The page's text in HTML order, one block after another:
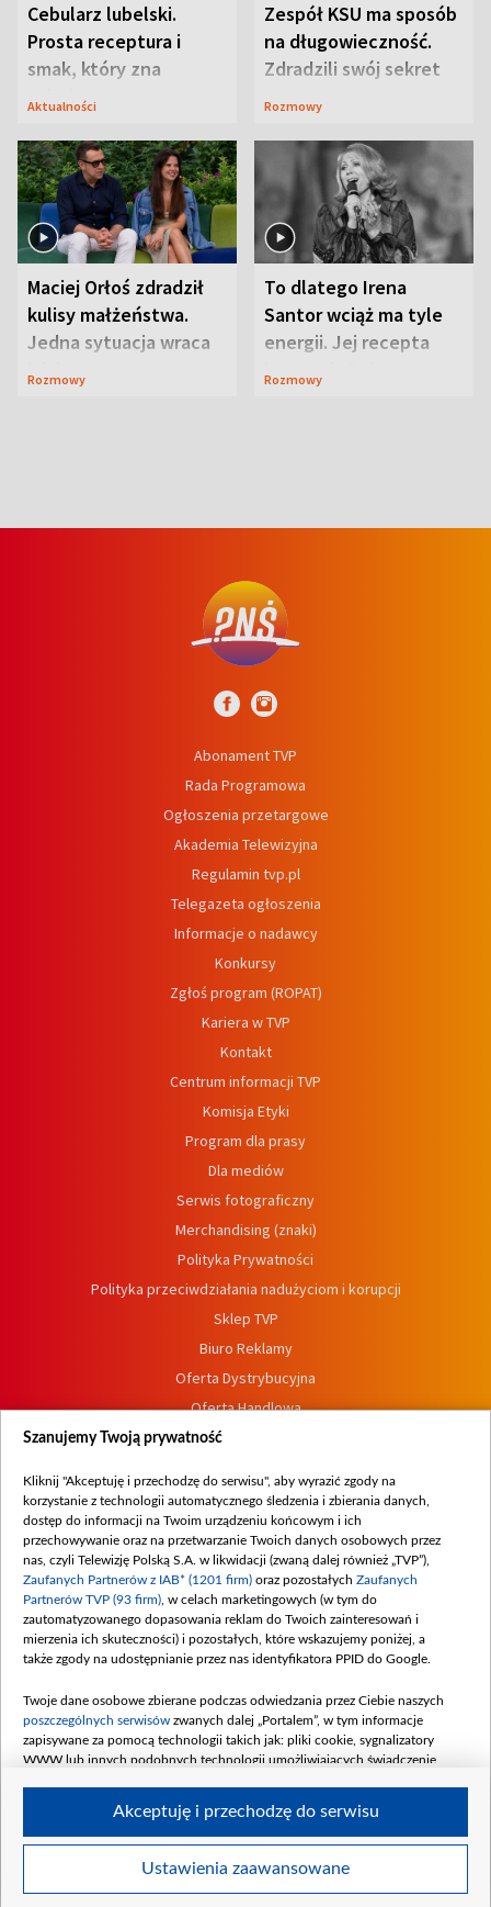
Cebularz lubelski.
Prosta receptura i
smak, który zna
Lubelszczyzna
Aktualności
Zespół KSU ma sposób
na długowieczność.
Zdradzili swój sekret
Rozmowy
Maciej Orłoś zdradził
kulisy małżeństwa.
Jedna sytuacja wraca
jak bumerang
Rozmowy
To dlatego Irena
Santor wciąż ma tyle
energii. Jej recepta
jest zaskakująco
Rozmowy
Abonament TVP
Rada Programowa
Ogłoszenia przetargowe
Akademia Telewizyjna
Regulamin tvp.pl
Telegazeta ogłoszenia
Informacje o nadawcy
Konkursy
Zgłoś program (ROPAT)
Kariera w TVP
Kontakt
Centrum informacji TVP
Komisja Etyki
Program dla prasy
Dla mediów
Serwis fotograficzny
Merchandising (znaki)
Polityka Prywatności
Polityka przeciwdziałania nadużyciom i korupcji
Sklep TVP
Biuro Reklamy
Oferta Dystrybucyjna
Oferta Handlowa
Dostępność
Procedura zgłoszeń wewnętrznych
© 2026 Telewizja Polska S. A. w likwidacji
Szanujemy Twoją prywatność
Kliknij "Akceptuję i przechodzę do serwisu", aby wyrazić zgody na
korzystanie z technologii automatycznego śledzenia i zbierania danych,
dostęp do informacji na Twoim urządzeniu końcowym i ich
przechowywanie oraz na przetwarzanie Twoich danych osobowych przez
nas, czyli Telewizję Polską S.A. w likwidacji (zwaną dalej również „TVP”),
Zaufanych Partnerów z IAB* (1201 firm) oraz pozostałych Zaufanych
Partnerów TVP (93 firm) , w celach marketingowych (w tym do
zautomatyzowanego dopasowania reklam do Twoich zainteresowań i
mierzenia ich skuteczności) i pozostałych, które wskazujemy poniżej, a
także zgody na udostępnianie przez nas identyfikatora PPID do Google.
Twoje dane osobowe zbierane podczas odwiedzania przez Ciebie naszych
poszczególnych serwisów zwanych dalej „Portalem”, w tym informacje
zapisywane za pomocą technologii takich jak: pliki cookie, sygnalizatory
WWW lub innych podobnych technologii umożliwiających świadczenie
Twoje dane osobowe zbierane podczas odwiedzania przez Ciebie
Ustawienia zaawansowane
Akceptuję i przechodzę do serwisu